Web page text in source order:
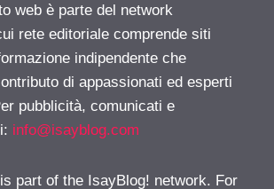
web è parte del network
rete editoriale comprende siti
indipendente che
di appassionati ed esperti
pubblicità, comunicati e
info@isayblog.com
part of the IsayBlog! network. For